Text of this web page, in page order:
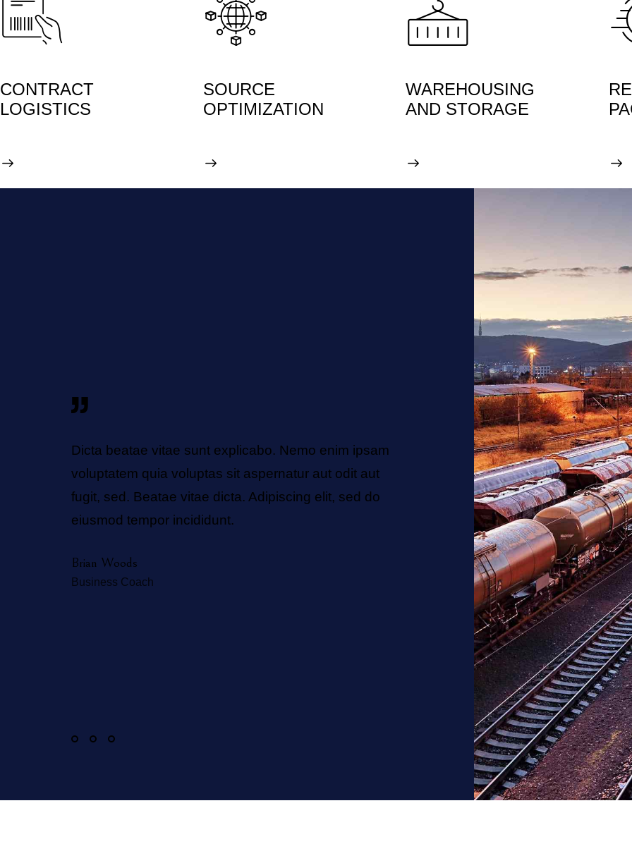
CONTRACT
LOGISTICS
SOURCE
OPTIMIZATION
WAREHOUSING
AND STORAGE
Dicta beatae vitae sunt explicabo. Nemo enim ipsam
voluptatem quia voluptas sit aspernatur aut odit aut
fugit, sed. Beatae vitae dicta. Adipiscing elit, sed do
eiusmod tempor incididunt.
Brian Woods
Business Coach
Vitae beatae dicta sunt
voluptatem quia voluptas sit
fugit, sed. Beatae vitae dicta.
eiusmod tempor incididunt.
Natalie Jones
Sales Manager